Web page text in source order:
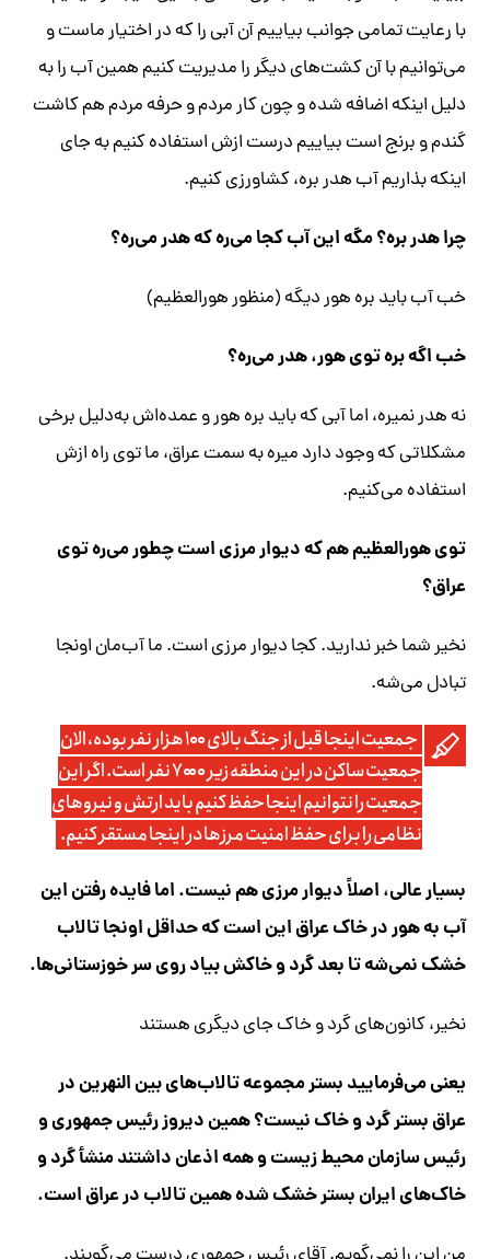
با رعایت تمامی جوانب بیاییم آن آبی را که در اختیار ماست و
می‌توانیم با آن کشت‌های دیگر را مدیریت کنیم همین آب را به
دلیل اینکه اضافه شده و چون کار مردم و حرفه مردم هم کاشت
گندم و برنج است بیاییم درست ازش استفاده کنیم به جای
اینکه بذاریم آب هدر بره، کشاورزی کنیم.
چرا هدر بره؟ مگه این آب کجا می‌ره که هدر می‌ره؟
خب آب باید بره هور دیگه (منظور هورالعظیم)
خب اگه بره توی هور، هدر می‌ره؟
نه هدر نمیره، اما آبی که باید بره هور و عمده‌اش به‌دلیل برخی
مشکلاتی که وجود دارد میره به سمت عراق، ما توی راه ازش
استفاده می‌کنیم.
توی هورالعظیم هم که دیوار مرزی است چطور می‌ره توی
عراق؟
نخیر شما خبر ندارید. کجا دیوار مرزی است. ما آب‌مان اونجا
تبادل می‌شه.
جمعیت اینجا قبل از جنگ بالای ۱۰۰ هزار نفر بوده، الان
جمعیت ساکن در این منطقه زیر ۷۰۰۰ نفر است. اگر این
جمعیت را نتوانیم اینجا حفظ کنیم باید ارتش و نیروهای
نظامی را برای حفظ امنیت مرزها در اینجا مستقر کنیم.
بسیار عالی، اصلاً دیوار مرزی هم نیست. اما فایده رفتن این
آب به هور در خاک عراق این است که حداقل اونجا تالاب
خشک نمی‌شه تا بعد گرد و خاکش بیاد روی سر خوزستانی‌ها.
نخیر، کانون‌های گرد و خاک جای دیگری هستند
یعنی می‌فرمایید بستر مجموعه تالاب‌های بین النهرین در
عراق بستر گرد و خاک نیست؟ همین دیروز رئیس جمهوری و
رئیس سازمان محیط زیست و همه اذعان داشتند منشأ گرد و
خاک‌های ایران بستر خشک شده همین تالاب در عراق است.